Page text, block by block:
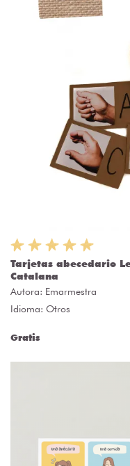
Tarjetas abecedario
Catalana
Autora: Emarmestra
Idioma: Otros
Gratis